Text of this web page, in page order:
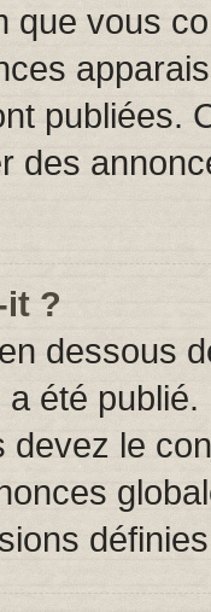
que vous
publiées.
des
it ?
dessous
été
devez le